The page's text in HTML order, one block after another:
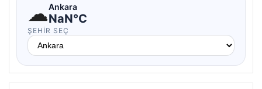
☁Ankara
NaN°C
ŞEHIR SEÇ